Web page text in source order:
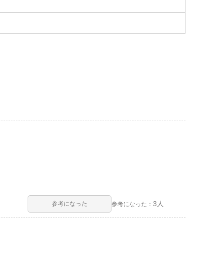
参考になった 参考になった：3人